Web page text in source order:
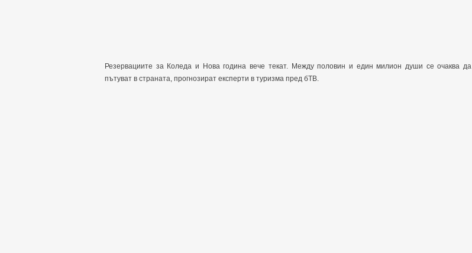
Резервациите за Коледа и Нова година вече текат. Между половин и един милион души се очаква да
пътуват в страната, прогнозират експерти в туризма пред бТВ.